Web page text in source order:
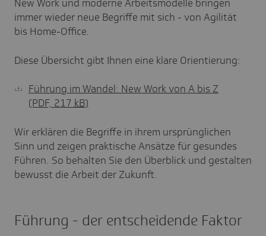
New Work und moderne Arbeitsmodelle bringen
immer wieder neue Begriffe mit sich - von Agilität
bis Home-Office.
Diese Übersicht gibt Ihnen eine klare Orientierung:
Führung im Wandel: New Work von A bis Z
(PDF, 217 kB)
Wir erklären die Begriffe in ihrem ursprünglichen
Sinn und zeigen praktische Ansätze für gesundes
Führen. So behalten Sie den Überblick und gestalten
bewusst die Arbeit der Zukunft.
Führung - der entscheidende Faktor